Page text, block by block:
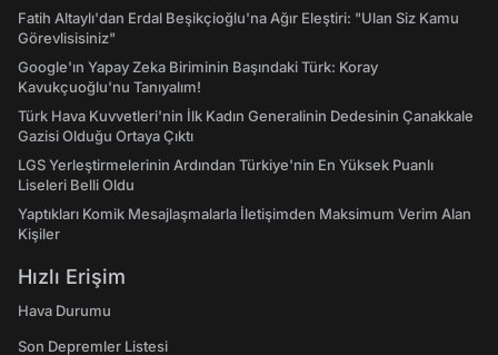
Fatih Altaylı'dan Erdal Beşikçioğlu'na Ağır Eleştiri: "Ulan Siz Kamu
Görevlisisiniz"
Google'ın Yapay Zeka Biriminin Başındaki Türk: Koray
Kavukçuoğlu'nu Tanıyalım!
Türk Hava Kuvvetleri'nin İlk Kadın Generalinin Dedesinin Çanakkale
Gazisi Olduğu Ortaya Çıktı
LGS Yerleştirmelerinin Ardından Türkiye'nin En Yüksek Puanlı
Liseleri Belli Oldu
Yaptıkları Komik Mesajlaşmalarla İletişimden Maksimum Verim Alan
Kişiler
Hızlı Erişim
Hava Durumu
Son Depremler Listesi